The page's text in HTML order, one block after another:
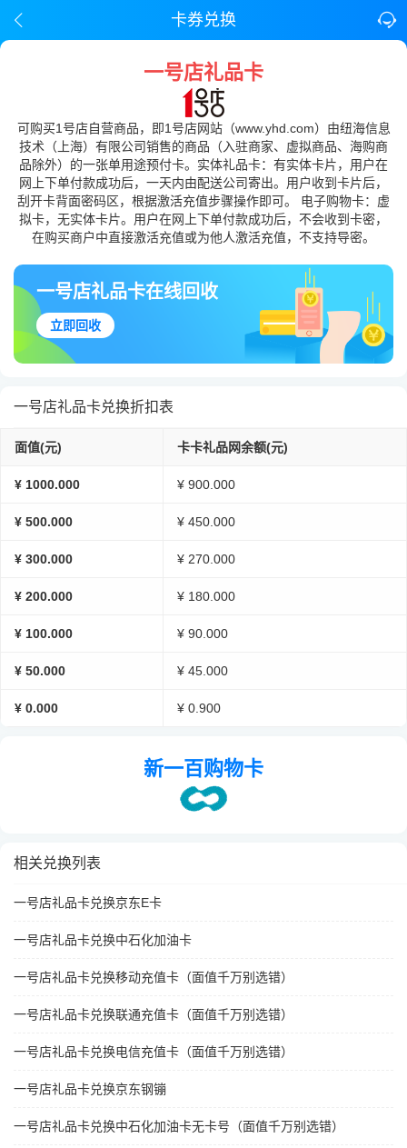
卡券兑换
一号店礼品卡
可购买1号店自营商品，即1号店网站（www.yhd.com）由纽海信息
技术（上海）有限公司销售的商品（入驻商家、虚拟商品、海购商
品除外）的一张单用途预付卡。实体礼品卡：有实体卡片，用户在
网上下单付款成功后，一天内由配送公司寄出。用户收到卡片后，
刮开卡背面密码区，根据激活充值步骤操作即可。 电子购物卡：虚
拟卡，无实体卡片。用户在网上下单付款成功后，不会收到卡密，
在购买商户中直接激活充值或为他人激活充值，不支持导密。
一号店礼品卡在线回收
立即回收
一号店礼品卡兑换折扣表
面值(元) 卡卡礼品网余额(元)
¥ 1000.000 ¥ 900.000
¥ 500.000 ¥ 450.000
¥ 300.000 ¥ 270.000
¥ 200.000 ¥ 180.000
¥ 100.000 ¥ 90.000
¥ 50.000 ¥ 45.000
¥ 0.000 ¥ 0.900
新一百购物卡
相关兑换列表
一号店礼品卡兑换京东E卡
一号店礼品卡兑换中石化加油卡
一号店礼品卡兑换移动充值卡（面值千万别选错）
一号店礼品卡兑换联通充值卡（面值千万别选错）
一号店礼品卡兑换电信充值卡（面值千万别选错）
一号店礼品卡兑换京东钢镚
一号店礼品卡兑换中石化加油卡无卡号（面值千万别选错）